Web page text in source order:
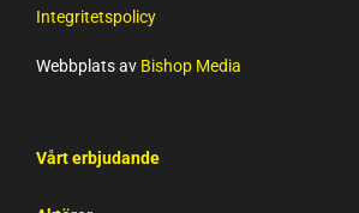
Integritetspolicy
Webbplats av Bishop Media
Vårt erbjudande